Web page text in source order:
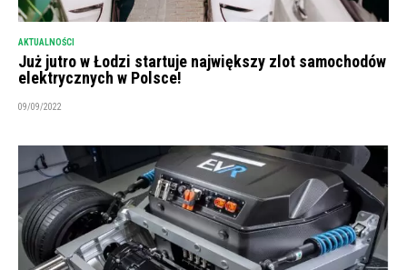
AKTUALNOŚCI
Już jutro w Łodzi startuje największy zlot samochodów
elektrycznych w Polsce!
09/09/2022